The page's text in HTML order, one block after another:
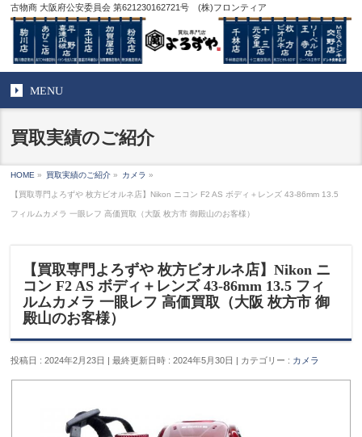
古物商 大阪府公安委員会 第621230162721号 (株)フロンティア
MENU
買取実績のご紹介
HOME » 買取実績のご紹介 » カメラ »
【買取専門よろずや 枚方ビオルネ店】Nikon ニコン F2 AS ボディ＋レンズ 43-86mm 13.5
フィルムカメラ 一眼レフ 高価買取（大阪 枚方市 御殿山のお客様）
【買取専門よろずや 枚方ビオルネ店】Nikon ニ
コン F2 AS ボディ＋レンズ 43-86mm 13.5 フィ
ルムカメラ 一眼レフ 高価買取（大阪 枚方市 御
殿山のお客様）
投稿日 : 2024年2月23日 最終更新日時 : 2024年5月30日 カテゴリー : カメラ